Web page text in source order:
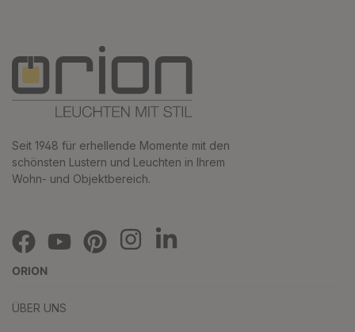
Seit 1948 für erhellende Momente mit den
schönsten Lustern und Leuchten in Ihrem
Wohn- und Objektbereich.
ORION
ÜBER UNS